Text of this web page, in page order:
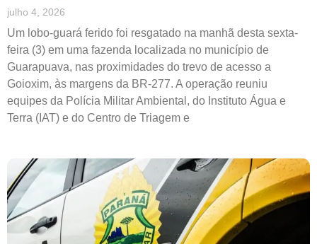
julho 4, 2026
Um lobo-guará ferido foi resgatado na manhã desta sexta-
feira (3) em uma fazenda localizada no município de
Guarapuava, nas proximidades do trevo de acesso a
Goioxim, às margens da BR-277. A operação reuniu
equipes da Polícia Militar Ambiental, do Instituto Água e
Terra (IAT) e do Centro de Triagem e